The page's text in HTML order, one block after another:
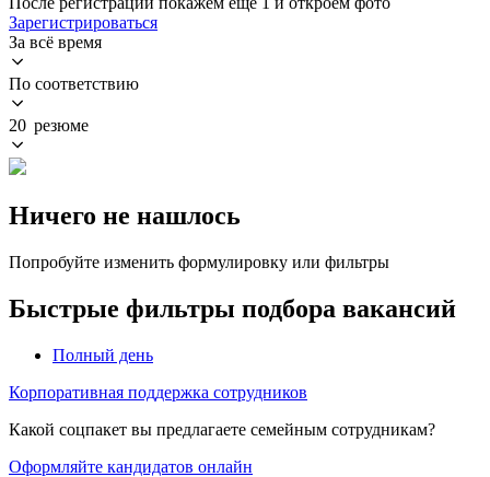
Зарегистрироваться
За всё время
По соответствию
20 резюме
Ничего не нашлось
Попробуйте изменить формулировку или фильтры
Быстрые фильтры подбора вакансий
Полный день
Корпоративная поддержка сотрудников
Какой соцпакет вы предлагаете семейным сотрудникам?
Оформляйте кандидатов онлайн